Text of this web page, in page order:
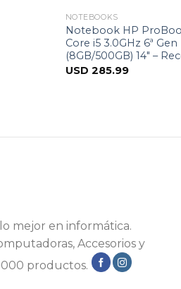
NOTEBOOKS
Notebook HP
Core i5 3.0GHz 6ª Gen
(8GB/500GB) 14″ –
USD 285.99
mejor en informática.
Accesorios y
productos.